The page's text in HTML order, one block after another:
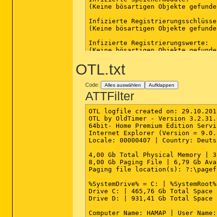
AECORE.DLL     : 8.1.24.0
AEBB.DLL       : 8.1.1.0
AVWINLL.DLL    : 10.0.0.0
AVPREF.DLL     : 10.0.3.2
AVREP.DLL      : 10.0.0.10
AVARKT.DLL     : 10.0.26.1
AVEVTLOG.DLL   : 10.0.0.9
NETNT.DLL      : 10.0.0.0
RCIMAGE.DLL    : 10.0.0.35
RCTEXT.DLL     : 10.0.64.0
Konfiguration für den aktuellen
Job
Konfigurationsdatei...................:
Primäre
Sekundäre
Durchsuche
Durchsuche aktive
Durchsuche
Suche nach
Datei
Durchsuche
Rekursionstiefe
(Keine bösartigen Objekte
Infizierte
(Keine bösartigen Objekte
Infizierte Registrierungswerte:
(Keine bösartigen Objekte
Infizierte Dateiobjekte der
(Keine bösartigen Objekte
Infizierte Verzeichnisse:
(Keine bösartigen Objekte
Infizierte Dateien:
(Keine bösartigen Objekte
OTL.txt
Code: Alles auswählen Aufklappen
ATTFilter
OTL logfile created on:
OTL by OldTimer - Version
64bit- Home Premium Edition
Internet Explorer (Version =
Locale: 00000407 | Country:
4,00 Gb Total Physical Memory |
8,00 Gb Paging File | 6,79 Gb
Paging file location(s):
%SystemDrive% = C: |
Drive C: | 465,76 Gb Total Space
Drive D: | 931,41 Gb Total Space
Computer Name: HAMAP | User